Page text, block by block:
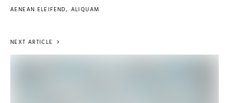
AENEAN ELEIFEND ALIQUAM
NEXT ARTICLE